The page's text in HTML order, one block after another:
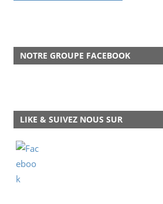
NOTRE GROUPE FACEBOOK
LIKE & SUIVEZ NOUS SUR